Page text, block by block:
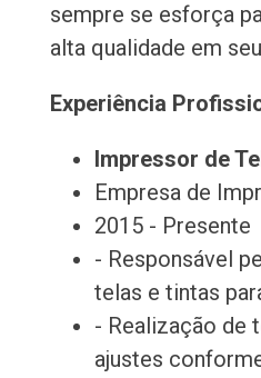
sempre se esforça
alta qualidade em
Experiência
Impressor de
Empresa de
2015 - Presente
- Responsável
telas e tintas
- Realização de
ajustes